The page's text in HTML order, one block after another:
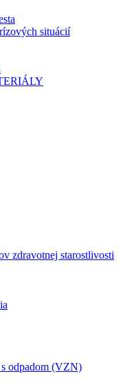
situácií
zdravotnej starostlivosti
odpadom (VZN)